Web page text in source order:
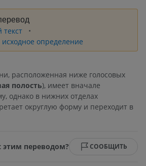
текст
исходное определение
расположенная ниже голосовых
полость), имеет вначале
однако в нижних отделах
округлую форму и переходит в
этим переводом? СООБЩИТЬ